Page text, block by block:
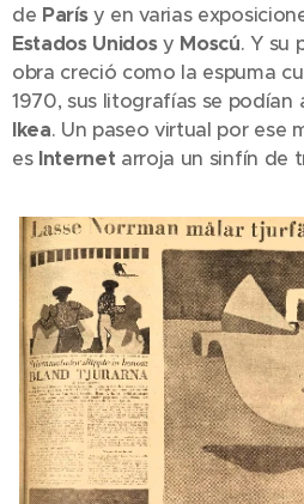
de Parísy en varias
Estados Unidosy Moscú. Y su
obra creció como la espuma
1970, sus litografías se podían
Ikea. Un paseo virtual por ese
es Internet arroja un sinfín de